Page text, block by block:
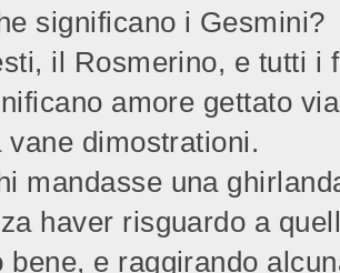
significano i Gesmini?
il Rosmerino, e tutti i
amore gettato
vane dimostrationi.
mandasse una
haver risguardo a
bene, e raggirando